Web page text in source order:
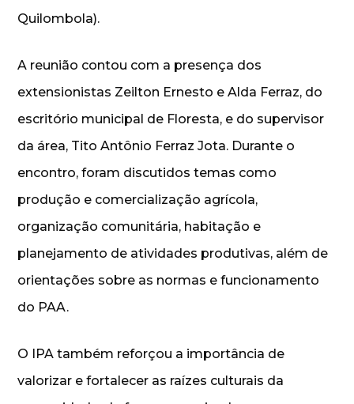
Quilombola).
A reunião contou com a presença dos
extensionistas Zeilton Ernesto e Alda Ferraz, do
escritório municipal de Floresta, e do supervisor
da área, Tito Antônio Ferraz Jota. Durante o
encontro, foram discutidos temas como
produção e comercialização agrícola,
organização comunitária, habitação e
planejamento de atividades produtivas, além de
orientações sobre as normas e funcionamento
do PAA.
O IPA também reforçou a importância de
valorizar e fortalecer as raízes culturais da